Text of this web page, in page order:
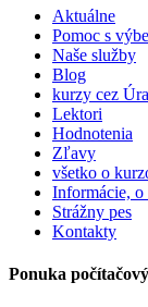
Aktuálne
Pomoc s
Naše služby
Blog
kurzy cez
Lektori
Hodnotenia
Zľavy
všetko o
Informácie, o
Strážny pes
Kontakty
Ponuka